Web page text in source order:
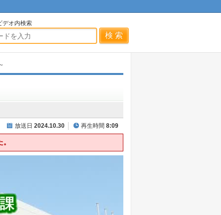
デオ内検索
放送日 2024.10.30 再生時間 8:09